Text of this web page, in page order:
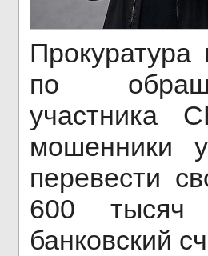
Прокуратура
по
участника
мошенники
перевести
600
банковский